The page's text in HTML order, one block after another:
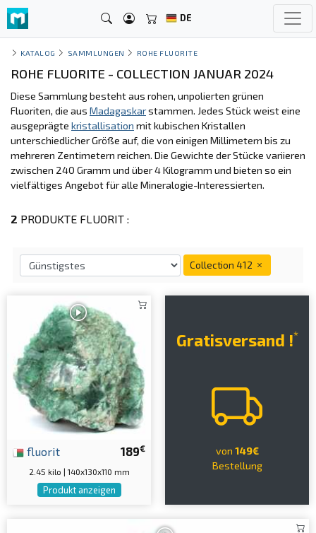
DE
KATALOG SAMMLUNGEN ROHE FLUORITE
ROHE FLUORITE - COLLECTION JANUAR 2024
Diese Sammlung besteht aus rohen, unpolierten grünen
Fluoriten, die aus Madagaskarstammen. Jedes Stück weist eine
ausgeprägte kristallisation mit kubischen Kristallen
unterschiedlicher Größe auf, die von einigen Millimetern bis zu
mehreren Zentimetern reichen. Die Gewichte der Stücke variieren
zwischen 240 Gramm und über 4 Kilogramm und bieten so ein
vielfältiges Angebot für alle Mineralogie-Interessierten.
2 PRODUKTE FLUORIT :
Collection 412
189€
fluorit
2.45 kilo | 140x130x110 mm
Produkt anzeigen
Gratisversand !*
von 149€
Bestellung